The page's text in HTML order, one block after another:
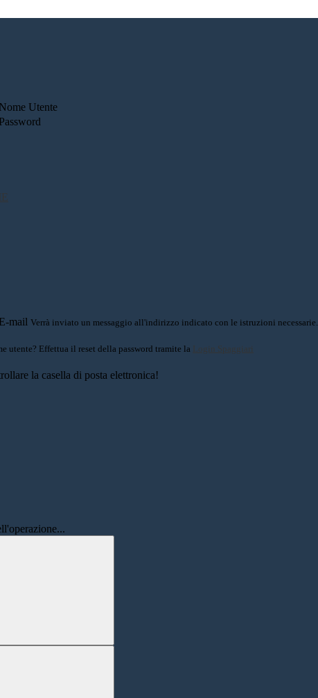
Nome Utente
Password
E-mail Verrà inviato un messaggio all'indirizzo indicato con le istruzioni necessarie.
utente? Effettua il reset della password tramite la Login Spaggiari
la casella di posta elettronica!